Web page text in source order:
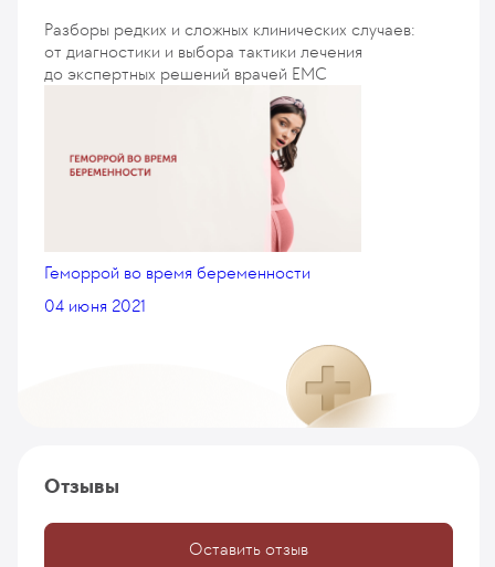
Разборы редких и сложных клинических случаев:
от диагностики и выбора тактики лечения
до экспертных решений врачей EMC
Геморрой во время беременности
04 июня 2021
Отзывы
Оставить отзыв